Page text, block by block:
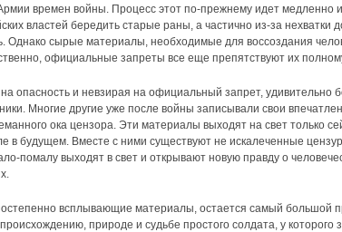
времен войны. Процесс этот по-прежнему идет медленно
властей бередить старые раны, а частично из-за нехватки
Однако сырые материалы, необходимые для воссоздания
официальные запреты все еще препятствуют их
опасность и невзирая на официальный запрет, удивительно
Многие другие уже после войны записывали свои
ока цензора. Эти материалы выходят на свет только
в будущем. Вместе с ними существуют не искалеченные
помалу выходят в свет и открывают новую правду о
всплывающие материалы, остается самый большой
природе и судьбе простого солдата, у